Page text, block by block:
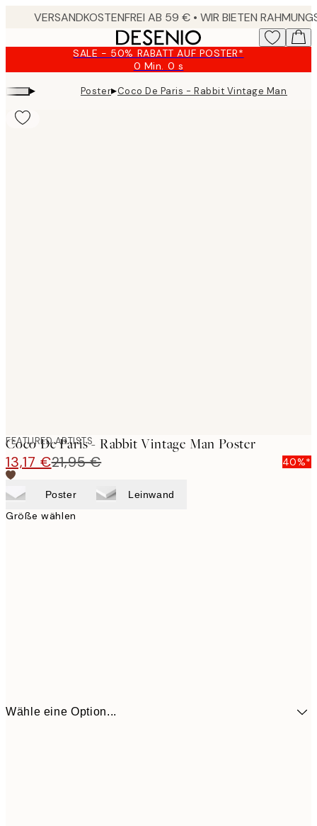
SALE - 50% RABATT AUF POSTER*
0 Min. 0 s
Gültig
bis:
2026-
▸ Poster▸Coco De Paris - Rabbit Vintage Man
FEATURED ARTISTS
Coco De Paris - Rabbit Vintage Man Poster
13,17 €21,95 € 40%*
Poster Leinwand
Größe wählen
Wähle eine Option...